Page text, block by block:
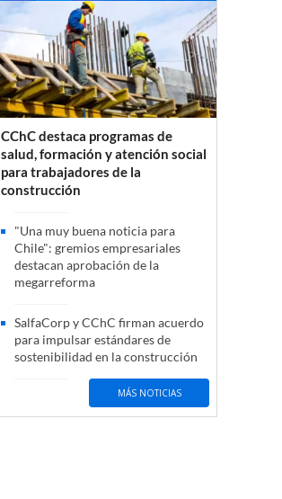
CChC destaca programas de
salud, formación y atención social
para trabajadores de la
construcción
"Una muy buena noticia para
Chile": gremios empresariales
destacan aprobación de la
megarreforma
SalfaCorp y CChC firman acuerdo
para impulsar estándares de
sostenibilidad en la construcción
MÁS NOTICIAS